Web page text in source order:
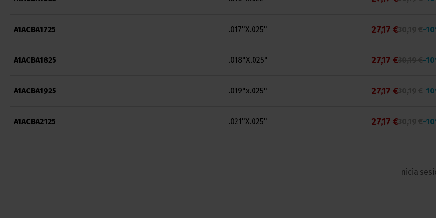
A1ACBA1725 .017"X.025" 27,17 € -
A1ACBA1825 .018"X.025" 27,17 € -
A1ACBA1925 .019"x.025" 27,17 € -
A1ACBA2125 .021"X.025" 27,17 € -
Inicia